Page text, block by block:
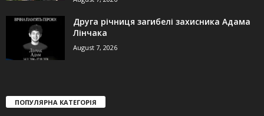
Друга річниця загибелі захисника Адама
Лінчака
August 7, 2026
ПОПУЛЯРНА КАТЕГОРІЯ